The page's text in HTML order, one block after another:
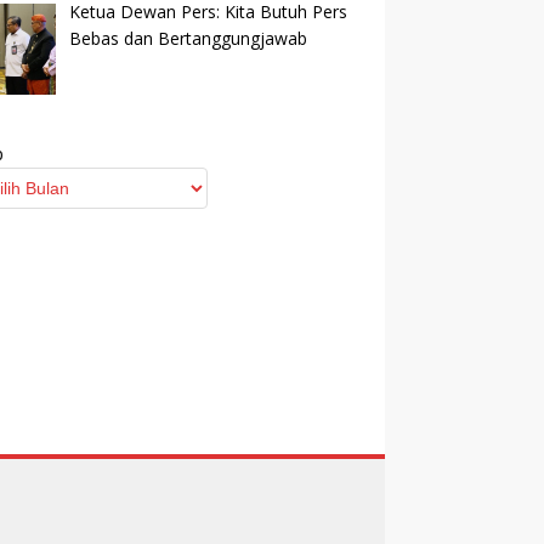
Ketua Dewan Pers: Kita Butuh Pers
Bebas dan Bertanggungjawab